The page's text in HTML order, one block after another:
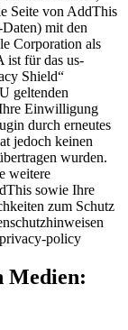
Seite von AddThis
mit den
Corporation als
ist für das us-
Shield“
geltenden
Einwilligung
durch erneutes
jedoch keinen
wurden.
weitere
sowie Ihre
zum Schutz
policy
Medien: